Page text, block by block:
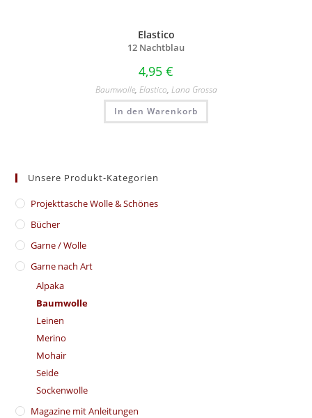
Elastico
12 Nachtblau
4,95 €
Baumwolle, Elastico, Lana Grossa
In den Warenkorb
Unsere Produkt-Kategorien
​Projekttasche Wolle & Schönes
Bücher
Garne / Wolle
Garne nach Art
Alpaka
Baumwolle
Leinen
Merino
Mohair
Seide
Sockenwolle
Magazine mit Anleitungen